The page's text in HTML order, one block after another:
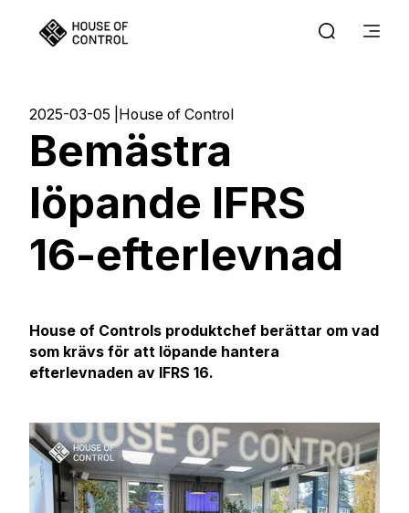
2025-03-05 House of Control
Bemästra
löpande IFRS
16-efterlevnad
House of Controls produktchef berättar om vad
som krävs för att löpande hantera
efterlevnaden av IFRS 16.